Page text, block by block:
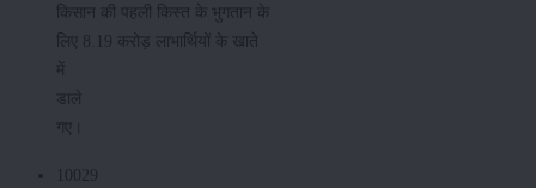
किसान की पहली किस्त के भुगतान के
लिए 8.19 करोड़ लाभार्थियों के खाते
में
डाले
गए।
10029